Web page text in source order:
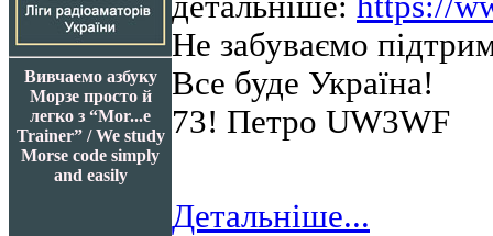
Вивчаемо азбуку
Морзе просто й
легко з “Mor...e
Trainer” / We study
Morse code simply
and easily
Не забуваємо
Все буде Україна!
73! Петро UW3WF
Детальніше...